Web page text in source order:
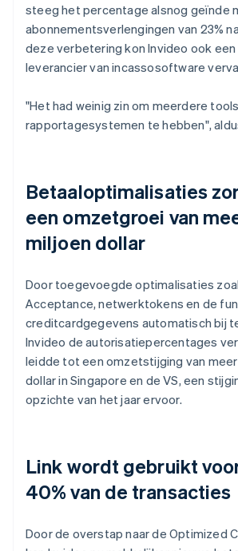
steeg het percentage alsnog geïnde
abonnementsverlengingen van 23%
deze verbetering kon Invideo ook een
leverancier van incassosoftware
"Het had weinig zin om meerdere
rapportagesystemen te hebben",
Betaaloptimalisaties
een omzetgroei van
miljoen dollar
Door toegevoegde optimalisaties
Acceptance, netwerktokens en de
creditcardgegevens automatisch bij
Invideo de autorisatiepercentages
leidde tot een omzetstijging van meer
dollar in Singapore en de VS, een
opzichte van het jaar ervoor.
Link wordt gebruikt
40% van de transacties
Door de overstap naar de Optimized